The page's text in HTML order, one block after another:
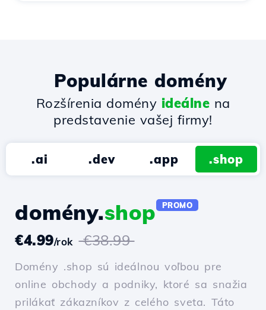
Populárne domény
Rozšírenia domény ideálne na
predstavenie vašej firmy!
.ai .dev .app .shop
domény.shop PROMO
€4.99/rok €38.99
Domény .shop sú ideálnou voľbou pre
online obchody a podniky, ktoré sa snažia
prilákať zákazníkov z celého sveta. Táto